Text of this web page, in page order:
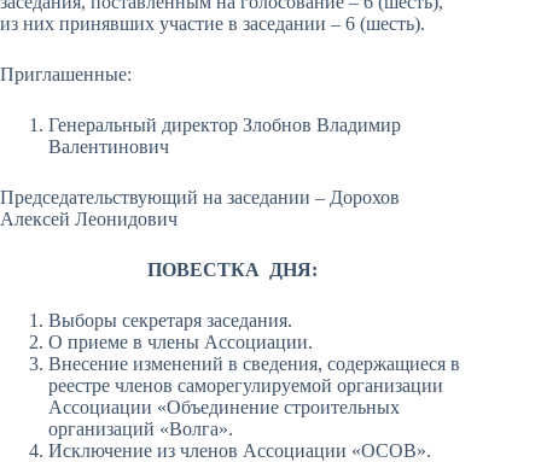
из них принявших участие в заседании – 6 (шесть).
Приглашенные:
Генеральный директор Злобнов Владимир
Валентинович
Председательствующий на заседании – Дорохов
Алексей Леонидович
ПОВЕСТКА ДНЯ:
Выборы секретаря заседания.
О приеме в члены Ассоциации.
Внесение изменений в сведения, содержащиеся в
реестре членов саморегулируемой организации
Ассоциации «Объединение строительных
организаций «Волга».
Исключение из членов Ассоциации «ОСОВ».